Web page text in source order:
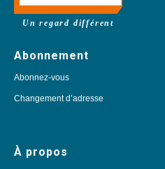
Un regard différent
Abonnement
Abonnez-vous
Changement d’adresse
À propos